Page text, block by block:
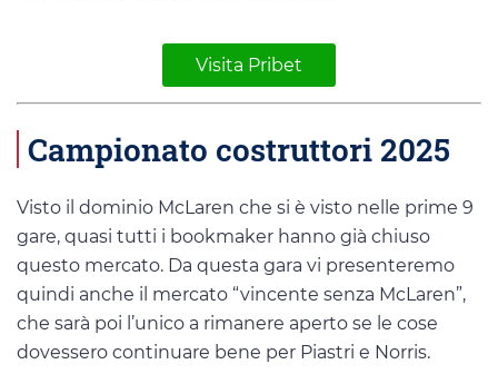
Visita Pribet
Campionato costruttori 2025
Visto il dominio McLaren che si è visto nelle prime 9
gare, quasi tutti i bookmaker hanno già chiuso
questo mercato. Da questa gara vi presenteremo
quindi anche il mercato “vincente senza McLaren”,
che sarà poi l’unico a rimanere aperto se le cose
dovessero continuare bene per Piastri e Norris.